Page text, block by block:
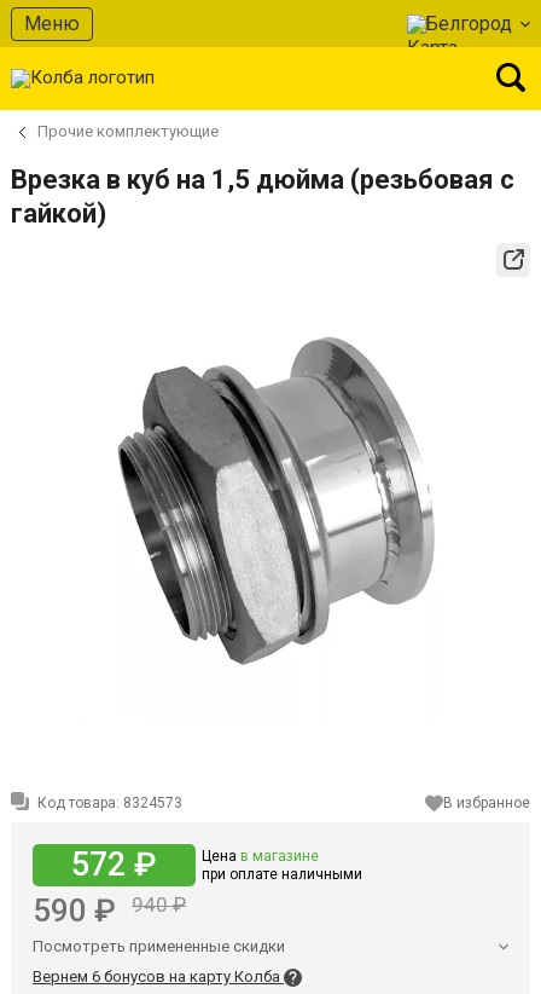
Меню Белгород
Прочие комплектующие
Врезка в куб на 1,5 дюйма (резьбовая с
гайкой)
Код товара: 8324573 В избранное
572 ₽ Цена в магазине
при оплате наличными
590 ₽ 940 ₽
Посмотреть примененные скидки
Вернем 6 бонусов на карту Колба